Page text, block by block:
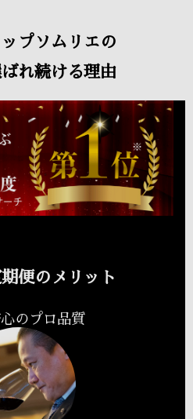
プソムリエの
れ続ける理由
便のメリット
心のプロ品質